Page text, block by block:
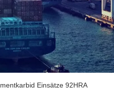
Einsätze 92HRA